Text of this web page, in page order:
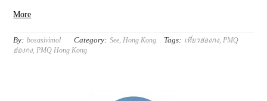
More
By: bosasivimol Category: See Hong Kong Tags: เที่ยวฮ่องกง, PMQ
ฮ่องกง, PMQ Hong Kong